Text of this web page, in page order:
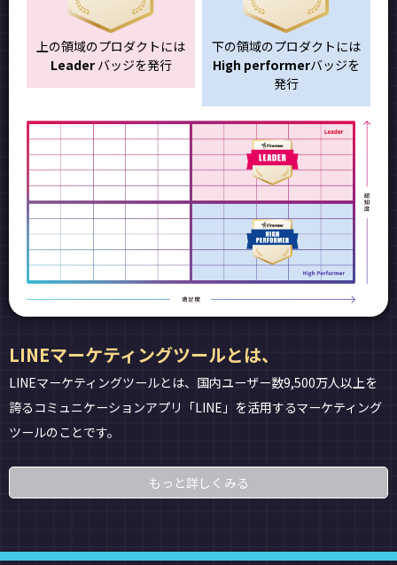
上の領域のプロダクトには
Leaderバッジを発行
下の領域のプロダクトには
High performerバッジを
発行
LINEマーケティングツールとは、
LINEマーケティングツールとは、国内ユーザー数9,500万人以上を
誇るコミュニケーションアプリ「LINE」を活用するマーケティング
ツールのことです。
もっと詳しくみる